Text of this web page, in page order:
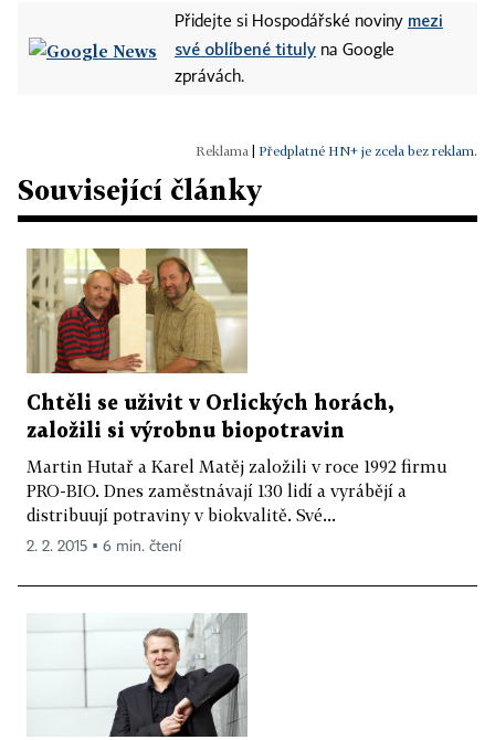
Přidejte si Hospodářské noviny mezi
své oblíbené tituly na Google
zprávách.
Předplatné HN+ je zcela bez reklam.
Související články
Chtěli se uživit v Orlických horách,
založili si výrobnu biopotravin
Martin Hutař a Karel Matěj založili v roce 1992 firmu
PRO-BIO. Dnes zaměstnávají 130 lidí a vyrábějí a
distribuují potraviny v biokvalitě. Své...
2. 2. 2015 ▪ 6 min. čtení